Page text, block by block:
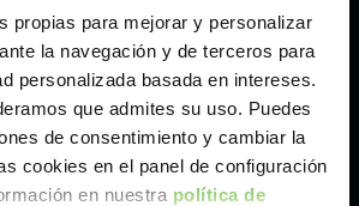
propias para mejorar y personalizar
la navegación y de terceros para
personalizada basada en intereses.
que admites su uso. Puedes
de consentimiento y cambiar la
cookies en el panel de configuración
en nuestra política de